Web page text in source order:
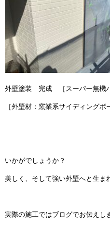
外壁塗装 完成 ［スーパー無機
［外壁材：窯業系サイディングボ
いかがでしょうか？
美しく、そして強い外壁へと生ま
実際の施工ではブログでお伝えし